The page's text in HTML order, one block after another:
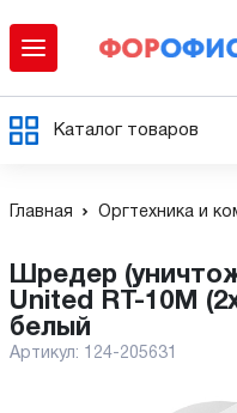
Каталог товаров
Главная Оргтехника и
Шредер (уничтожитель) New
United RT-10M
белый
Артикул: 124-205631